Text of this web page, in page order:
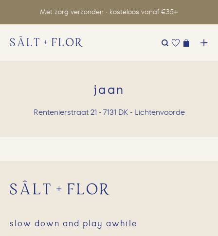
Met zorg verzonden · kosteloos vanaf €35
jaan
Rentenierstraat 21 - 7131 DK - Lichtenvoorde
slow down and play awhile